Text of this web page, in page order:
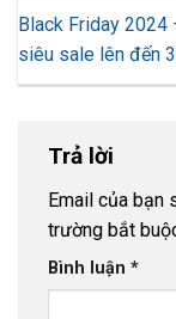
Black Friday 2024
siêu sale lên đến
Trả lời
Email của bạn
trường bắt
Bình luận *